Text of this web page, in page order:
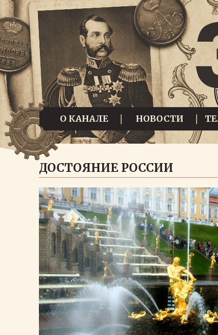
О КАНАЛЕ НОВОСТИ
ДОСТОЯНИЕ РОССИИ